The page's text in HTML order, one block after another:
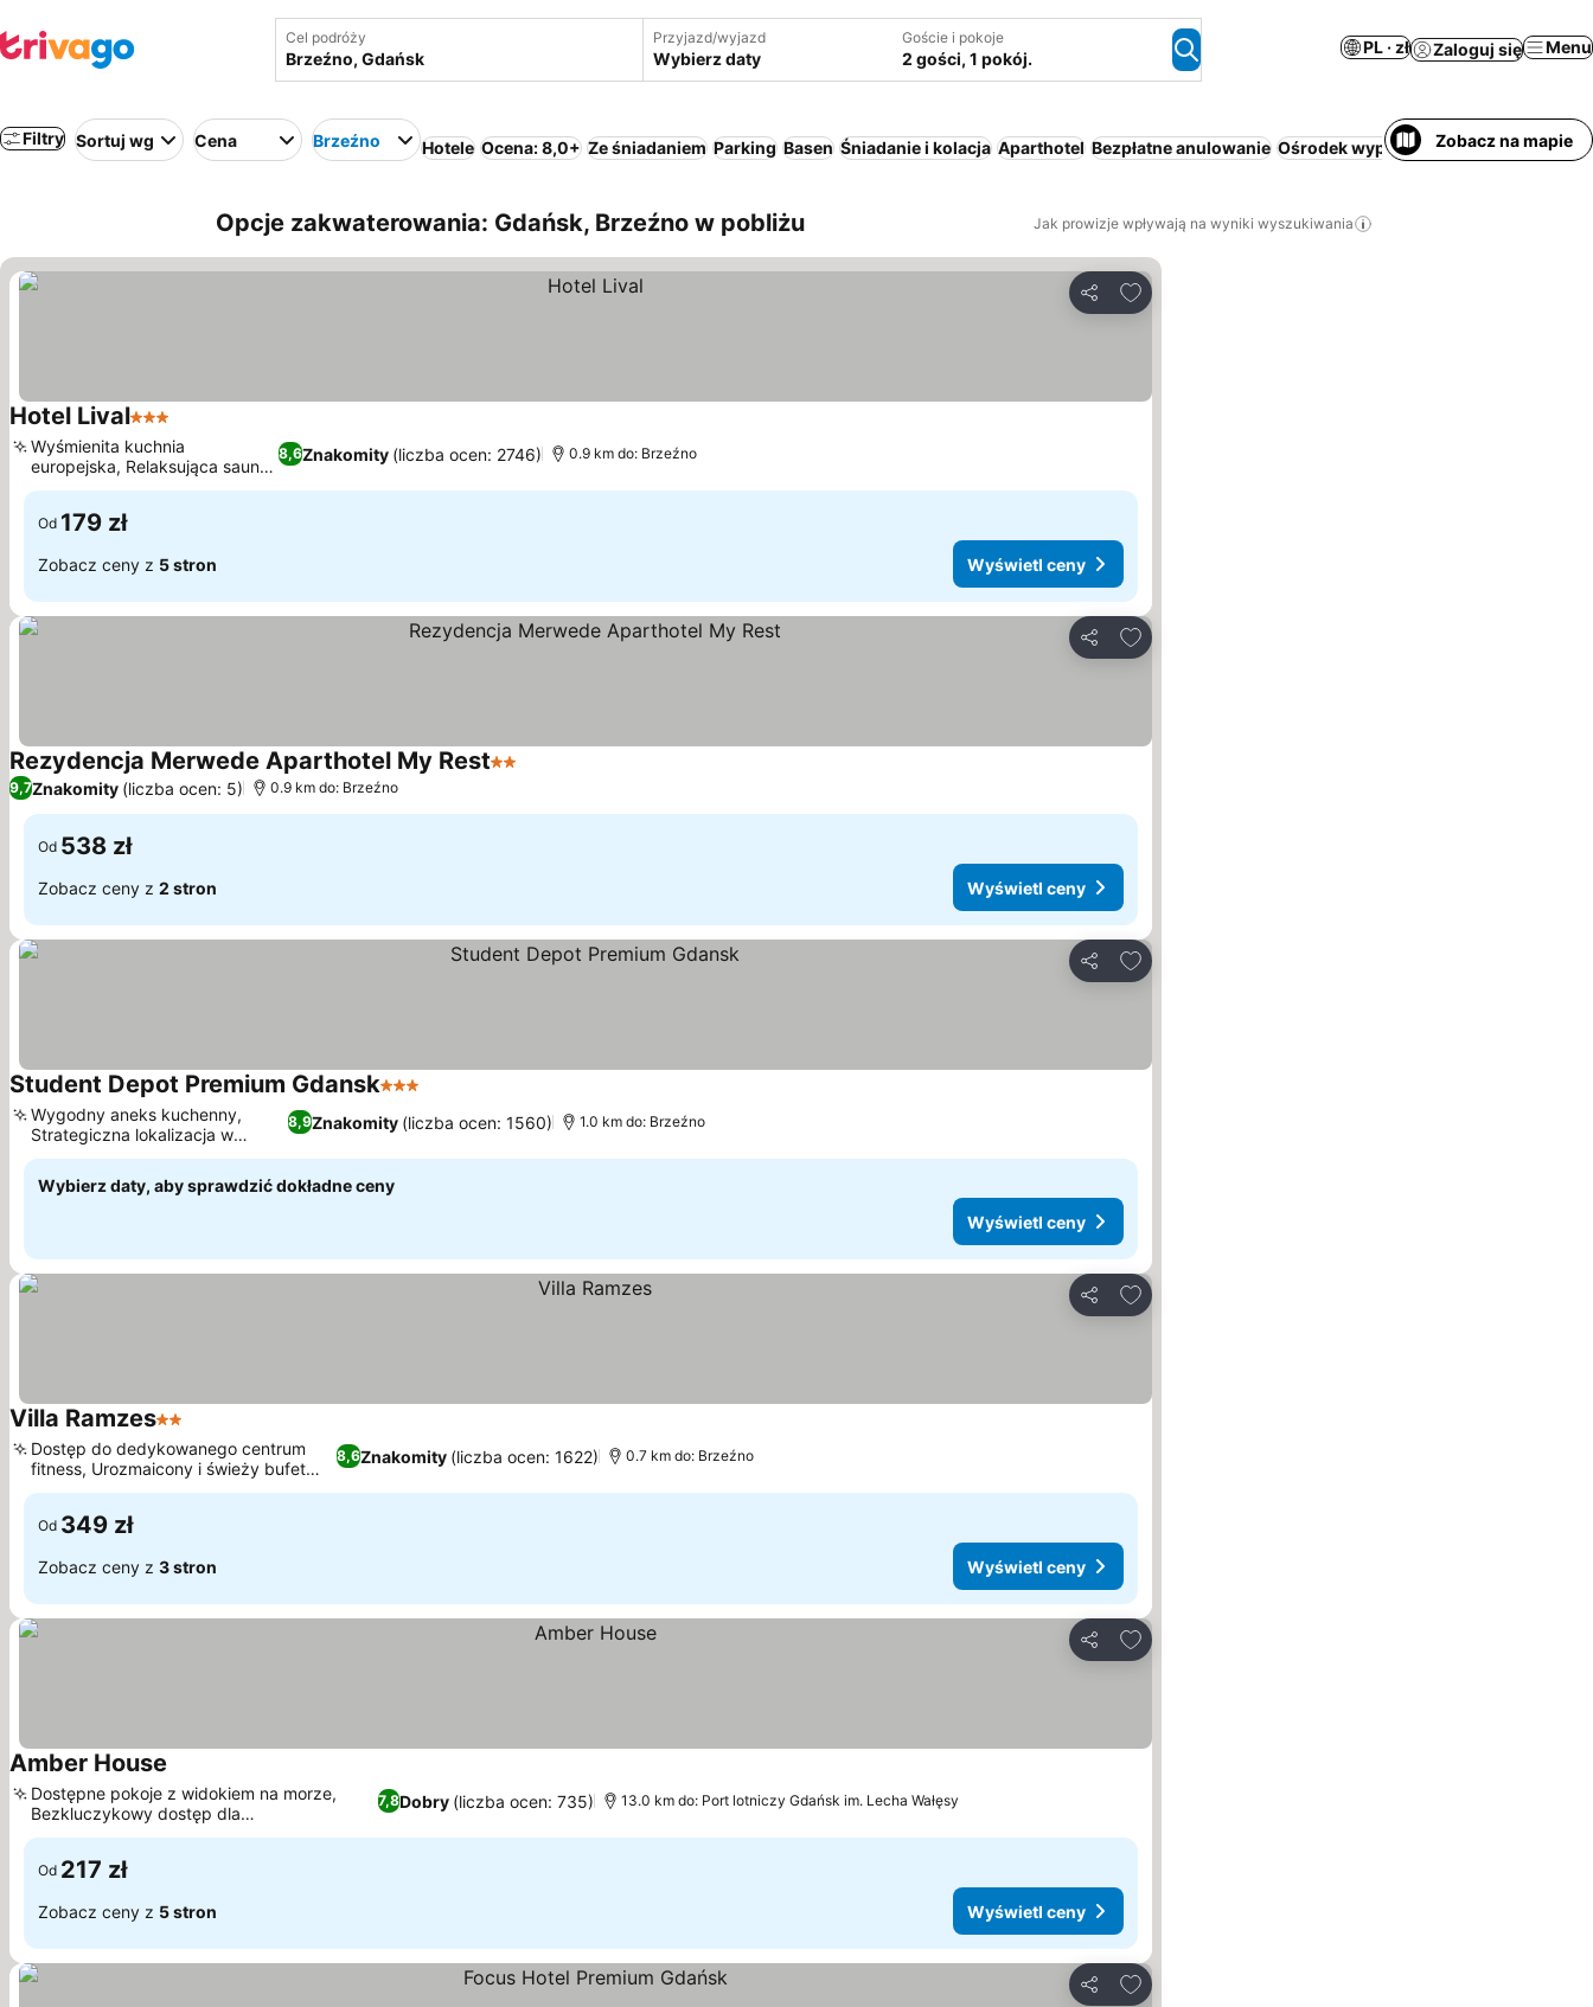
Cel podróży Przyjazd/wyjazd
Wybierz daty
Goście i pokoje
2 gości, 1 pokój.
PL · zł Zaloguj się Menu
Filtry Sortuj wg Cena Brzeźno Hotele Ocena: 8,0+ Ze śniadaniem Parking Basen Śniadanie i kolacja Aparthotel Bezpłatne anulowanie Ośrodek wypoczynkowy Cały dom/
Zobacz na mapie
Opcje zakwaterowania: Gdańsk, Brzeźno w pobliżu Jak prowizje wpływają na wyniki wyszukiwania
Udostępnij
Dodaj do ulubionych
Hotel Lival3 Kategoria
8,6Znakomity (liczba ocen: 2746)
Wyśmienita kuchnia
europejska, Relaksująca sauna
na miejscu
0.9 km do: Brzeźno
Od 179 zł
Zobacz ceny z 5 stron Wyświetl ceny
Udostępnij
Dodaj do ulubionych
Rezydencja Merwede Aparthotel My Rest2 Kategoria
9,7Znakomity (liczba ocen: 5) 0.9 km do: Brzeźno
Od 538 zł
Zobacz ceny z 2 stron Wyświetl ceny
Udostępnij
Dodaj do ulubionych
Student Depot Premium Gdansk3 Kategoria
8,9Znakomity (liczba ocen: 1560)
Wygodny aneks kuchenny,
Strategiczna lokalizacja w
Trójmieście
1.0 km do: Brzeźno
Wybierz daty, aby sprawdzić dokładne ceny
Wyświetl ceny
Udostępnij
Dodaj do ulubionych
Villa Ramzes2 Kategoria
8,6Znakomity (liczba ocen: 1622)
Dostęp do dedykowanego centrum
fitness, Urozmaicony i świeży bufet
śniadaniowy
0.7 km do: Brzeźno
Od 349 zł
Zobacz ceny z 3 stron Wyświetl ceny
Udostępnij
Dodaj do ulubionych
Amber House
7,8Dobry (liczba ocen: 735)
Dostępne pokoje z widokiem na morze,
Bezkluczykowy dostęp dla
bezproblemowego wejścia
13.0 km do: Port lotniczy Gdańsk im. Lecha Wałęsy
Od 217 zł
Zobacz ceny z 5 stron Wyświetl ceny
Udostępnij
Dodaj do ulubionych